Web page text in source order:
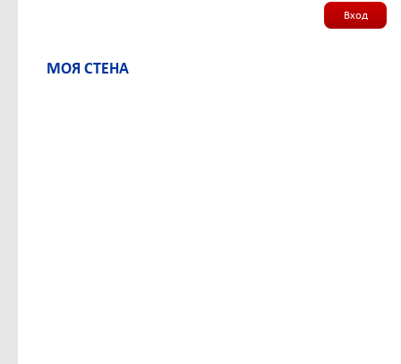
Вход
МОЯ СТЕНА